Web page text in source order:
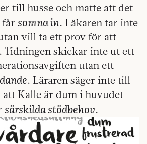
till husse och matte att det
får somna in. Läkaren tar inte
vill ta ett prov för att
Tidningen skickar inte ut ett
utan ett
. Läraren säger inte till
Kalle är dum i huvudet
särskilda stödbehov.